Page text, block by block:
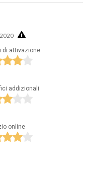
di attivazione
addizionali
online